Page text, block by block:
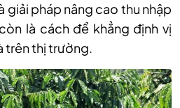
giải pháp nâng cao thu nhập
là cách để khẳng định vị
trên thị trường.